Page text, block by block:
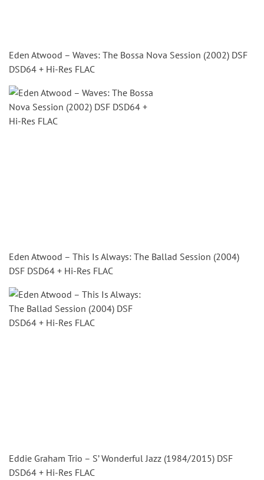
Eden Atwood – Waves: The Bossa Nova Session (2002) DSF
DSD64 + Hi-Res FLAC
Eden Atwood – This Is Always: The Ballad Session (2004)
DSF DSD64 + Hi-Res FLAC
Eddie Graham Trio – S’ Wonderful Jazz (1984/2015) DSF
DSD64 + Hi-Res FLAC